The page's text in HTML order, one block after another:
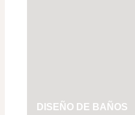
DISEÑO DE BAÑOS